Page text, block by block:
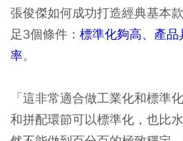
張俊傑如何成功打造經典基本
足3個條件： 標準化夠高、產
率。
「這非常適合做工業化和標準
和拼配環節可以標準化，也比